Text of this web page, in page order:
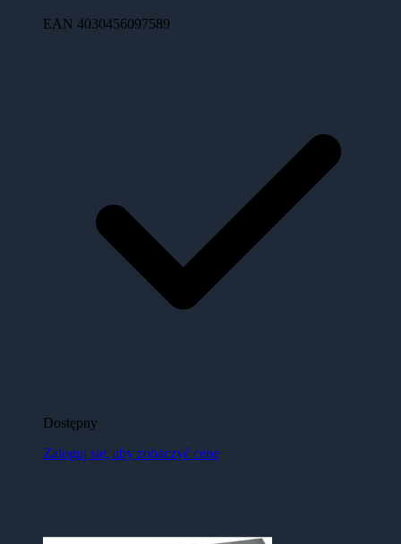
EAN 4030456097589
Dostępny
Zaloguj się, aby zobaczyć cenę